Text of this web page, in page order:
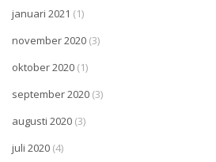
januari 2021 (1)
november 2020 (3)
oktober 2020 (1)
september 2020 (3)
augusti 2020 (3)
juli 2020 (4)